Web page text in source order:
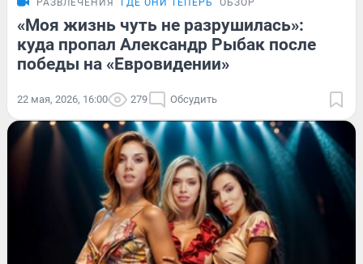
РАЗВЛЕЧЕНИЯ ГДЕ ОНИ ТЕПЕРЬ ОБЗОР
«Моя жизнь чуть не разрушилась»:
куда пропал Александр Рыбак после
победы на «Евровидении»
22 мая, 2026, 16:00 279 Обсудить